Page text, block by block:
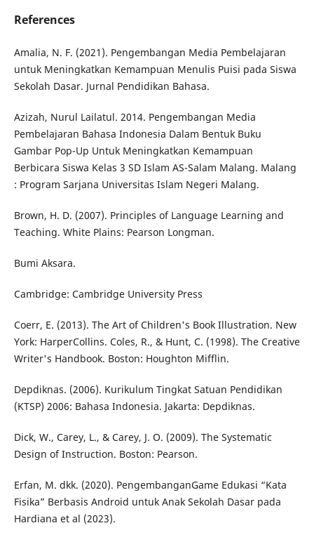
References
Amalia, N. F. (2021). Pengembangan Media Pembelajaran
untuk Meningkatkan Kemampuan Menulis Puisi pada Siswa
Sekolah Dasar. Jurnal Pendidikan Bahasa.
Azizah, Nurul Lailatul. 2014. Pengembangan Media
Pembelajaran Bahasa Indonesia Dalam Bentuk Buku
Gambar Pop-Up Untuk Meningkatkan Kemampuan
Berbicara Siswa Kelas 3 SD Islam AS-Salam Malang. Malang
: Program Sarjana Universitas Islam Negeri Malang.
Brown, H. D. (2007). Principles of Language Learning and
Teaching. White Plains: Pearson Longman.
Bumi Aksara.
Cambridge: Cambridge University Press
Coerr, E. (2013). The Art of Children's Book Illustration. New
York: HarperCollins. Coles, R., & Hunt, C. (1998). The Creative
Writer's Handbook. Boston: Houghton Mifflin.
Depdiknas. (2006). Kurikulum Tingkat Satuan Pendidikan
(KTSP) 2006: Bahasa Indonesia. Jakarta: Depdiknas.
Dick, W., Carey, L., & Carey, J. O. (2009). The Systematic
Design of Instruction. Boston: Pearson.
Erfan, M. dkk. (2020). PengembanganGame Edukasi “Kata
Fisika” Berbasis Android untuk Anak Sekolah Dasar pada
Hardiana et al (2023).